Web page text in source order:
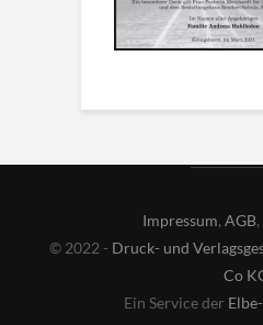
Impressum, AGB,
© 2022 - Druck- und
Co
Ein Service der